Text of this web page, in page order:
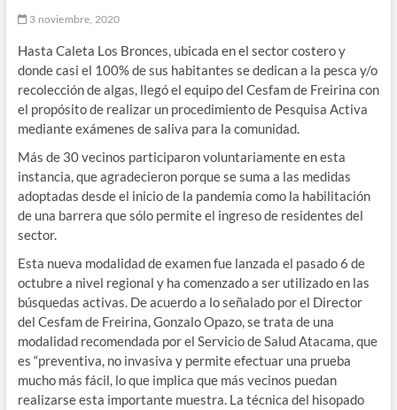
3 noviembre, 2020
Hasta Caleta Los Bronces, ubicada en el sector costero y
donde casi el 100% de sus habitantes se dedican a la pesca y/o
recolección de algas, llegó el equipo del Cesfam de Freirina con
el propósito de realizar un procedimiento de Pesquisa Activa
mediante exámenes de saliva para la comunidad.
Más de 30 vecinos participaron voluntariamente en esta
instancia, que agradecieron porque se suma a las medidas
adoptadas desde el inicio de la pandemia como la habilitación
de una barrera que sólo permite el ingreso de residentes del
sector.
Esta nueva modalidad de examen fue lanzada el pasado 6 de
octubre a nivel regional y ha comenzado a ser utilizado en las
búsquedas activas. De acuerdo a lo señalado por el Director
del Cesfam de Freirina, Gonzalo Opazo, se trata de una
modalidad recomendada por el Servicio de Salud Atacama, que
es “preventiva, no invasiva y permite efectuar una prueba
mucho más fácil, lo que implica que más vecinos puedan
realizarse esta importante muestra. La técnica del hisopado